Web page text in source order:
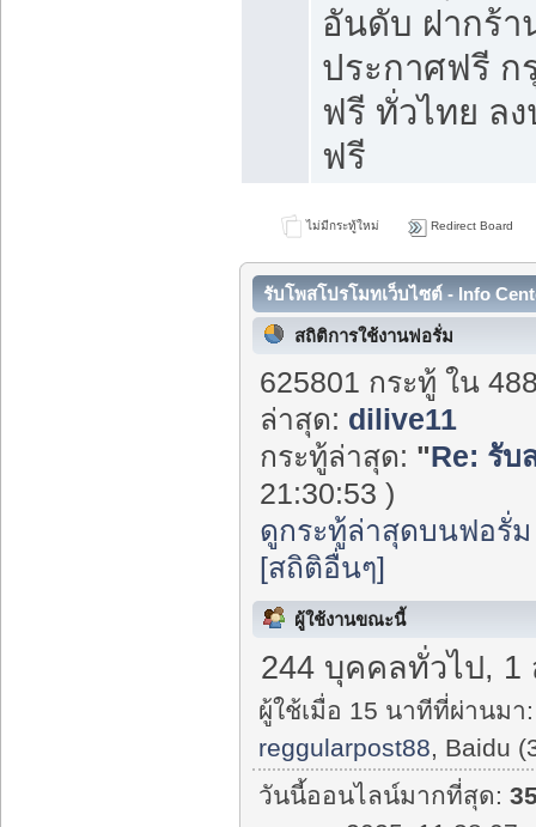
อันดับ ฝากร้า
ประกาศฟรี ก
ฟรี ทั่วไทย ล
ฟรี
ไม่มีกระทู้ใหม่ Redirect Board
รับโพสโปรโมทเว็บไซต์ - Info
สถิติการใช้งานฟอรั่ม
625801 กระทู้ ใน
ล่าสุด: dilive11
กระทู้ล่าสุด: "Re: รับ
21:30:53 )
ดูกระทู้ล่าสุดบนฟอรั่ม
[สถิติอื่นๆ]
ผู้ใช้งานขณะนี้
244 บุคคลทั่วไป, 1
ผู้ใช้เมื่อ 15 นาทีที่ผ่านมา:
reggularpost88, Baidu
วันนี้ออนไลน์มากที่สุด: